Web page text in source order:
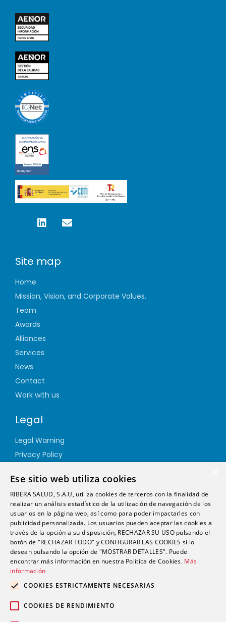
Site map
Home
Mission, Vision, and Corporate Values.
Team
Awards
Alliances
Services
News
Contact
Work with us
Legal
Legal Warning
Privacy Policy
Quality Policy
Information Security Policy
Ethics channel
Address
info@futurshealth.com
planta Elche 03203 (Alicante)
Ese sitio web utiliza cookies
RIBERA SALUD, S.A.U, utiliza cookies de terceros con la finalidad de
realizar un análisis estadístico de la utilización de navegación de los
usuarios en la página web, así como para poder impactarles con
publicidad personalizada. Los usuarios pueden aceptar las cookies a
través de la opción a su disposición, RECHAZAR SU USO pulsando el
botón de "RECHAZAR TODO" y CONFIGURAR LAS COOKIES si lo
desean pulsando la opción de "MOSTRAR DETALLES". Puede
encontrar más información en nuestra Política de Cookies. Más
información
COOKIES ESTRICTAMENTE NECESARIAS
COOKIES DE RENDIMIENTO